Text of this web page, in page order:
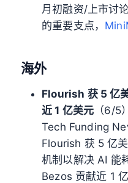
月初融资/上市讨
的重要支点，
海外
Flourish 获 5 亿
近 1 亿美元 （6/5）
Tech Funding
Flourish 获 5 亿
机制以解决 AI 能
Bezos 贡献近 1